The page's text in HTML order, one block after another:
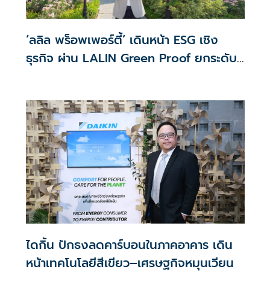
‘ลลิล พร็อพเพอร์ตี้’ เดินหน้า ESG เชิง
ธุรกิจ ผ่าน LALIN Green Proof ยกระดับ
ไดกิ้น ปักธงลดคาร์บอนในภาคอาคาร เดิน
หน้าเทคโนโลยีสีเขียว–เศรษฐกิจหมุนเวียน